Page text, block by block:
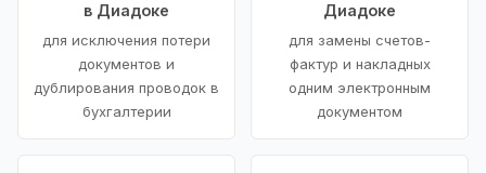
в Диадоке
для исключения потери
документов и
дублирования проводок в
бухгалтерии
Диадоке
для замены счетов-
фактур и накладных
одним электронным
документом